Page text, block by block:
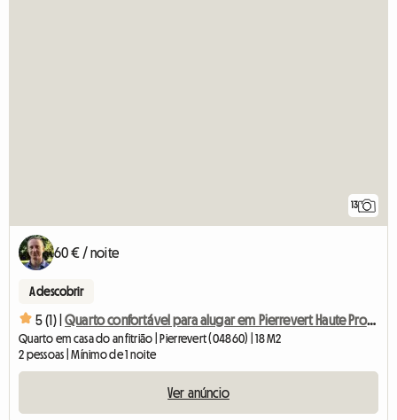
13
60 € / noite
A descobrir
5 (1) | Quarto confortável para alugar em Pierrevert Haute Provence
Quarto em casa do anfitrião | Pierrevert (04860) | 18 M2
2 pessoas | Mínimo de 1 noite
Ver anúncio